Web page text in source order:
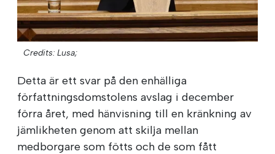
Credits: Lusa;
Detta är ett svar på den enhälliga
författningsdomstolens avslag i december
förra året, med hänvisning till en kränkning av
jämlikheten genom att skilja mellan
medborgare som fötts och de som fått